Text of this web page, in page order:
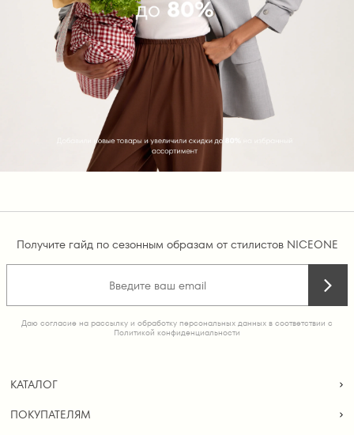
Получите гайд по сезонным образам от стилистов NICEONE
Даю согласие на рассылку и обработку персональных данных в соответствии с
Политикой конфиденциальности
КАТАЛОГ
ПОКУПАТЕЛЯМ